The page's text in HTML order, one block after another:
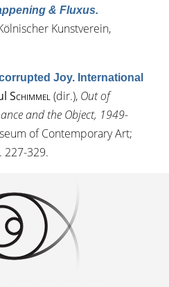
& Fluxus.
Kunstverein,
Joy. International
Schimmel(dir.), Out of
and the Object, 1949-
of Contemporary Art;
227-329.